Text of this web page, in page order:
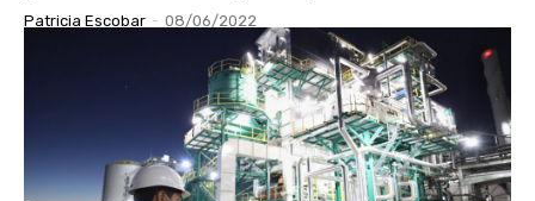
Patricia Escobar - 08/06/2022